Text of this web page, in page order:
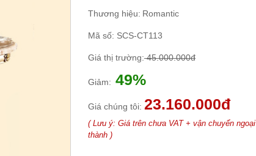
Thương hiệu: Romantic
Mã số: SCS-CT113
Giá thị trường:45.000.000đ
Giảm: 49%
Giá chúng tôi: 23.160.000đ
( Lưu ý: Giá trên chưa VAT + vận chuyển ngoại
thành )